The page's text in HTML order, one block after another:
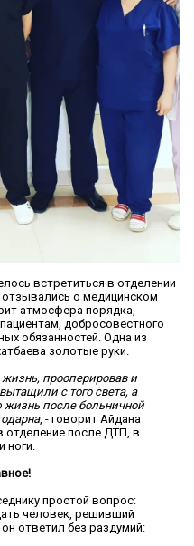
встретиться в отделении
о медицинском
атмосфера порядка,
добросовестного
обязанностей. Одна из
золотые руки.
прооперировав и
с того света, а
после больничной
, - говорит Айдана
отделение после ДТП, в
простой вопрос:
человек, решивший
ответил без раздумий: